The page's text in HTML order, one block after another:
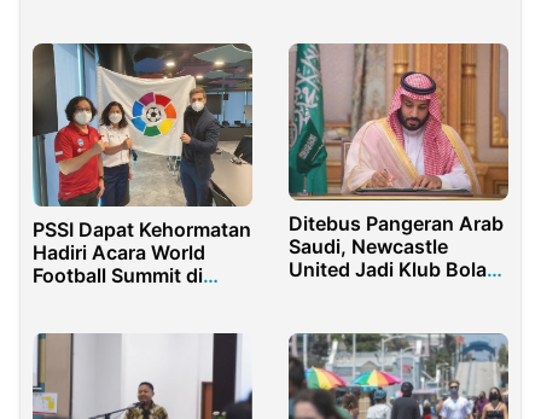
PSSI Dapat Kehormatan
Hadiri Acara World
Football Summit di
Ditebus Pangeran Arab
Saudi, Newcastle
United Jadi Klub Bola
PSG!